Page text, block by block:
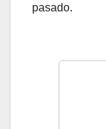
pasado.